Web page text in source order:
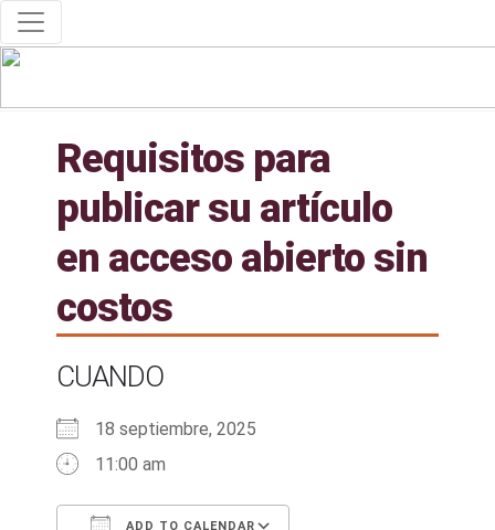
Requisitos para
publicar su artículo
en acceso abierto sin
costos
CUANDO
18 septiembre, 2025
11:00 am
ADD TO CALENDAR